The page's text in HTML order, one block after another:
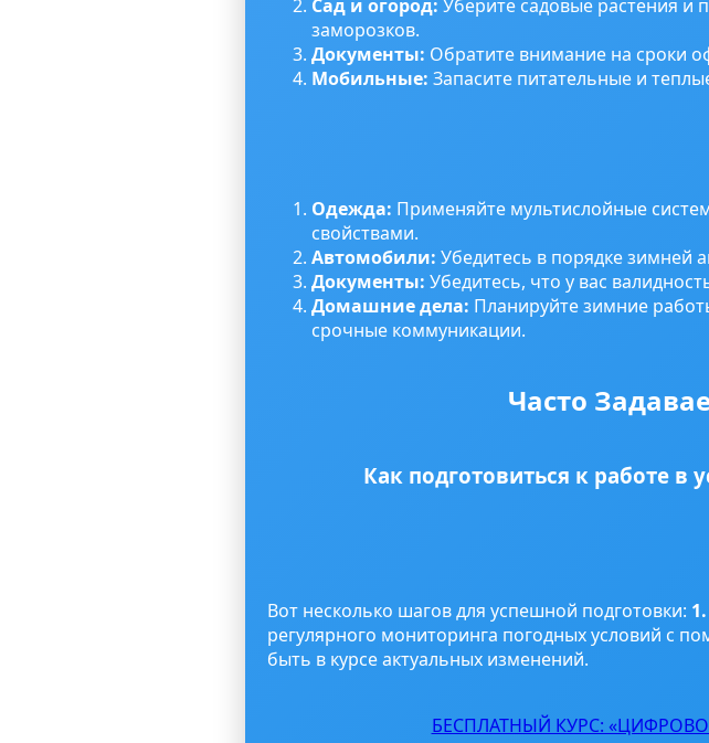
Сад и огород: Уберите садовые растения и
заморозков.
Документы: Обратите внимание на сроки
Мобильные: Запасите питательные и
Одежда: Применяйте мультислойные
свойствами.
Автомобили: Убедитесь в порядке зимней
Документы: Убедитесь, что у вас
Домашние дела: Планируйте зимние
срочные коммуникации.
Часто
Как подготовиться к работе в
Вот несколько шагов для успешной подготовки:
регулярного мониторинга погодных условий с
быть в курсе актуальных изменений.
БЕСПЛАТНЫЙ КУРС: